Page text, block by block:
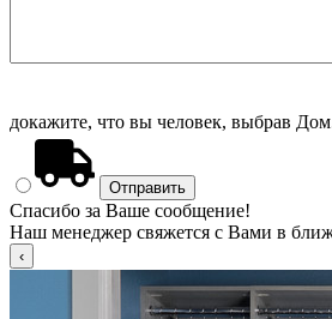
докажите, что вы человек, выбрав Дом
Спасибо за Ваше сообщение!
Наш менеджер свяжется с Вами в